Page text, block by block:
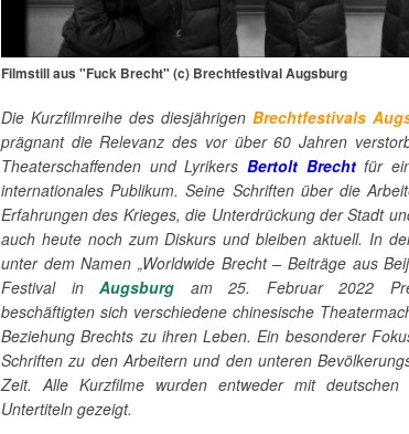
Filmstill aus "Fuck Brecht" (c) Brechtfestival Augsburg
Die Kurzfilmreihe des diesjährigenBrechtfestivals
prägnant die Relevanz des vor über 60 Jahren
Theaterschaffenden und Lyrikers Bertolt Brechtfür ein
internationales Publikum. Seine Schriften über die
Erfahrungen des Krieges, die Unterdrückung der Stadt
auch heute noch zum Diskurs und bleiben aktuell. In
unter dem Namen „Worldwide Brecht – Beiträge aus
Festival inAugsburg am 25. Februar 2022
beschäftigten sich verschiedene chinesische
Beziehung Brechts zu ihren Leben. Ein besonderer
Schriften zu den Arbeitern und den unteren
Zeit. Alle Kurzfilme wurden entweder mit deutschen
Untertiteln gezeigt.